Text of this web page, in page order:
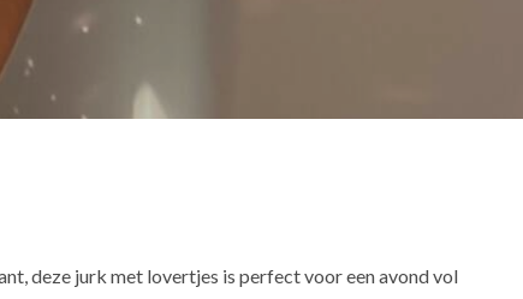
deze jurk met lovertjes is perfect voor een avond vol